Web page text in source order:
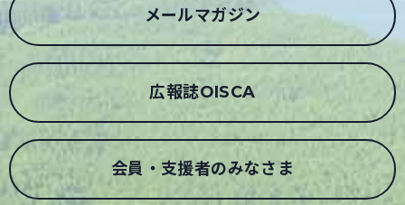
メールマガジン
広報誌OISCA
会員・支援者のみなさま